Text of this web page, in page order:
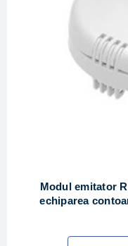
Modul emitator
echiparea